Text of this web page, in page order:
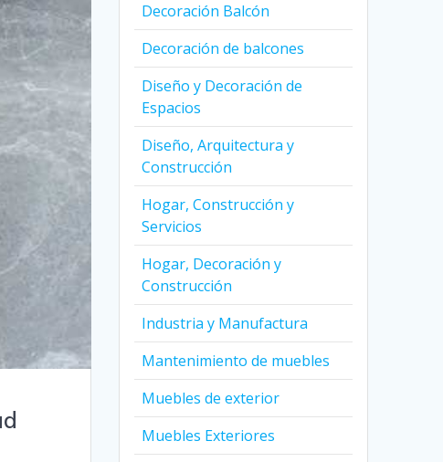
Decoración Balcón
Decoración de balcones
Diseño y Decoración de
Espacios
Diseño, Arquitectura y
Construcción
Hogar, Construcción y
Servicios
Hogar, Decoración y
Construcción
Industria y Manufactura
Mantenimiento de muebles
Muebles de exterior
Muebles Exteriores